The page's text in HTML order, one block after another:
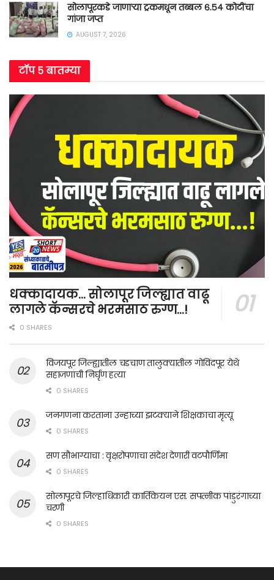
सोलापूरकडे जाणाऱ्या ट्रकमधून तब्बल ६.५४ कोटींचा
गांजा जप्त
AUGUST 7, 2026
टॉप ५ बातम्या
धक्कादायक… सोलापूर जिल्ह्यात वाढू
लागले कॅन्सरचे भरमसाठ रुग्ण…!
0 SHARES
विजयपूर जिल्ह्यातील चडचाण तालुक्यातील गोविंदपूर येथे
सहाजणांची निर्घृण हत्या
0 SHARES
जनगणना करताना उन्हाच्या झटक्याने शिक्षकाचा मृत्यू
0 SHARES
सण सौभाग्याचा : वृक्षरोपणाचा संदेश देणारी वटपौर्णिमा
0 SHARES
सोलापूरचे जिल्हाधिकारी कार्तिकेयन एस. सपत्नीक पांडुरंगाच्या
चरणी
0 SHARES